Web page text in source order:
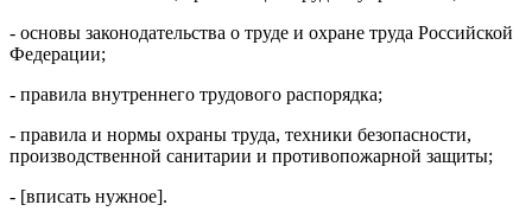
- основы законодательства о труде и охране труда Российской
Федерации;
- правила внутреннего трудового распорядка;
- правила и нормы охраны труда, техники безопасности,
производственной санитарии и противопожарной защиты;
- [вписать нужное].